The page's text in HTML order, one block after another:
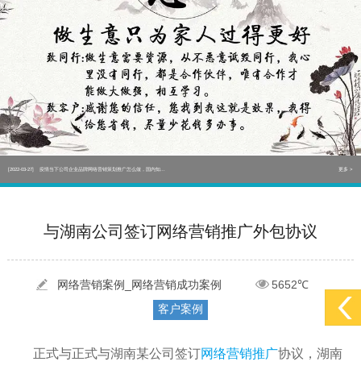
[2022-05-29] 实体门店如何做网络推广吸引客户，实体店网络营销技巧... 更多 >
[2022-05-04] 污水处理设备厂家产品如何做网络推广（污水处理项目网... 更多 >
[2022-03-27] 疫情当下公司企业品牌网络营销策划推广怎么做，国内知... 更多 >
实体门店如何做网络推广吸引客户，实体店网络营销技巧...
疫情当下公司企业品牌网络营销策划推广怎么做，国内知...
与湖南公司签订网络营销推广外包协议
网络营销案例_网络营销成功案例
5652℃
客户案例
正式与正式与湖南某公司签订网络营销推广协议，湖南